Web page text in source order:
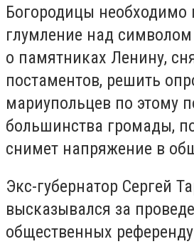
Богородицы необходимо
глумление над
о памятниках Ленину,
постаментов, решить
мариупольцев по этому
большинства громады,
снимет напряжение в
Экс-губернатор Сергей
высказывался за
общественных